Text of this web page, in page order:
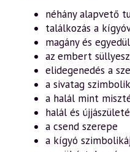
néhány alapvető
találkozás a
magány és
az embert
elidegenedés a
a sivatag
a halál mint
halál és
a csend szerepe
a kígyó